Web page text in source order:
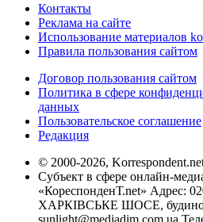
Контакты
Реклама на сайте
Использование материалов
Правила пользования сайтом
Договор пользования сайтом
Политика в сфере
данных
Пользовательское соглашение
Редакция
© 2000-2026,
Субъект в сфере онлайн-
«КореспонденТ.net» Адрес:
ХАРКІВСЬКЕ ШОСЕ, будинок
sunlight@mediadim.com.ua